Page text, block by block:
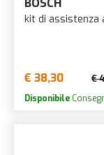
BOSCH
kit di assistenza
€ 38,30 €
Disponibile